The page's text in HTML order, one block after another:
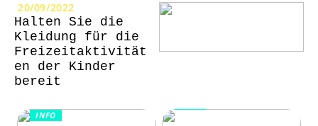
20/09/2022
Halten Sie die
Kleidung für die
Freizeitaktivität
en der Kinder
bereit
INFO